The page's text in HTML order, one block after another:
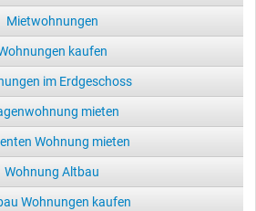
Mietwohnungen
kaufen
im Erdgeschoss
mieten
Wohnung mieten
Wohnung Altbau
Wohnungen kaufen